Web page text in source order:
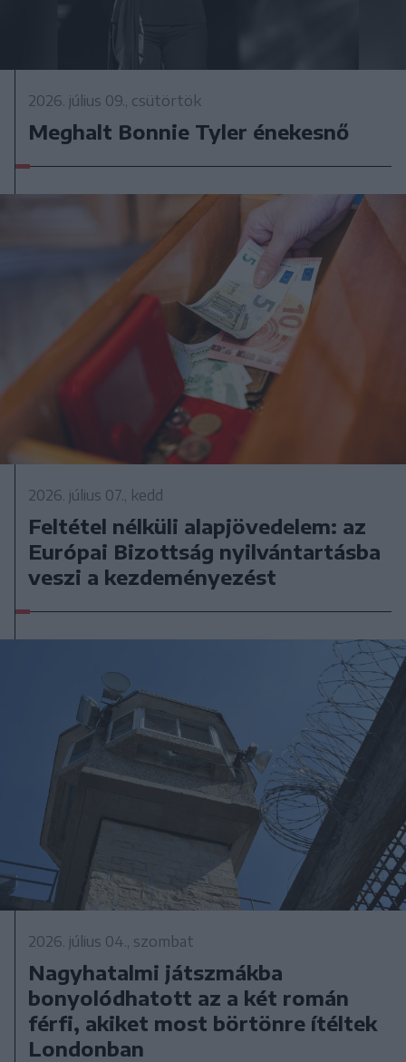
2026. július 09., csütörtök
Meghalt Bonnie Tyler énekesnő
2026. július 07., kedd
Feltétel nélküli alapjövedelem: az
Európai Bizottság nyilvántartásba
veszi a kezdeményezést
2026. július 04., szombat
Nagyhatalmi játszmákba
bonyolódhatott az a két román
férfi, akiket most börtönre ítéltek
Londonban